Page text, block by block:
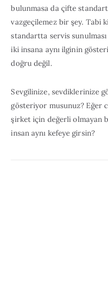
bulunmasa da çifte
vazgeçilemez bir şey. Tabi
standartta servis
iki insana aynı ilginin
doğru değil.
Sevgilinize, sevdiklerinize
gösteriyor musunuz? Eğer
şirket için değerli olmayan
insan aynı kefeye girsin?